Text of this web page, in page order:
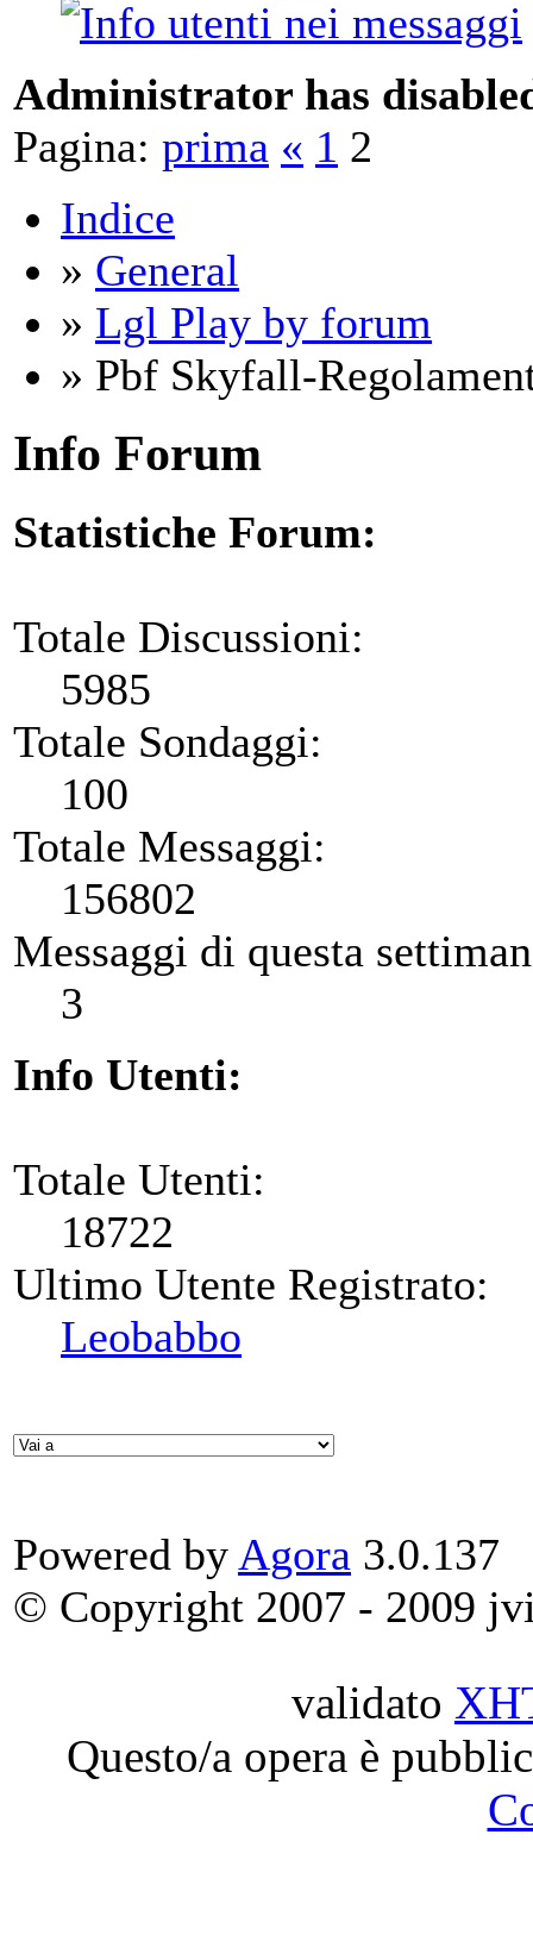
Administrator has
Pagina: prima « 1 2
Indice
» General
» Lgl Play by forum
» Pbf Skyfall-
Info Forum
Statistiche Forum:
Totale Discussioni:
5985
Totale Sondaggi:
100
Totale Messaggi:
156802
Messaggi di questa
3
Info Utenti:
Totale Utenti:
18722
Ultimo Utente Registrato:
Leobabbo
Powered by Agora 3.0.137
© Copyright 2007 - 2009
validato
Questo/a opera è